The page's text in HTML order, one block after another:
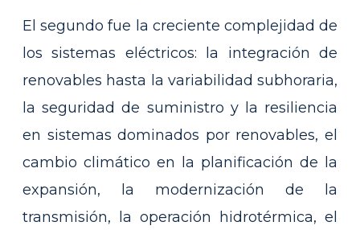
El segundo fue la creciente complejidad de
los sistemas eléctricos: la integración de
renovables hasta la variabilidad subhoraria,
la seguridad de suministro y la resiliencia
en sistemas dominados por renovables, el
cambio climático en la planificación de la
expansión, la modernización de la
transmisión, la operación hidrotérmica, el